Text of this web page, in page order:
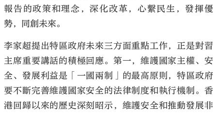
報告的政策和理念，深化改革，心繫民生，發揮優
勢，同創未來。
李家超提出特區政府未來三方面重點工作，正是對習
主席重要講話的積極回應。第一，維護國家主權、安
全、發展利益是「一國兩制」的最高原則，特區政府
要不斷完善維護國家安全的法律制度和執行機制。香
港回歸以來的歷史深刻昭示，維護安全和推動發展非